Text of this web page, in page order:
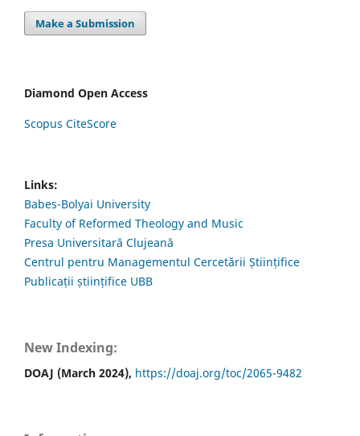
Make a Submission
Diamond Open Access
Scopus CiteScore
Links:
Babes-Bolyai University
Faculty of Reformed Theology and Music
Presa Universitară Clujeană
Centrul pentru Managementul Cercetării Științifice
Publicații științifice UBB
New Indexing:
DOAJ (March 2024), https://doaj.org/toc/2065-9482